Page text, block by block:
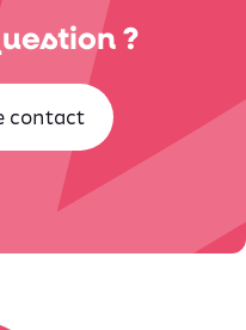
?
contact